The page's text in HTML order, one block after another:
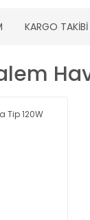
KARGO TAKİBİ